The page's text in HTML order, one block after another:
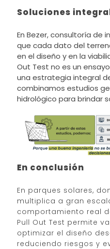
Soluciones
En Bezer, consultoría de
que cada dato del
en el diseño y en la
Out Test no es un
una estrategia integral
combinamos estudios
hidrológico para brindar
En conclusión
En parques solares,
multiplica a gran
comportamiento real
Pull Out Test permite
optimizar el diseño
reduciendo riesgos y